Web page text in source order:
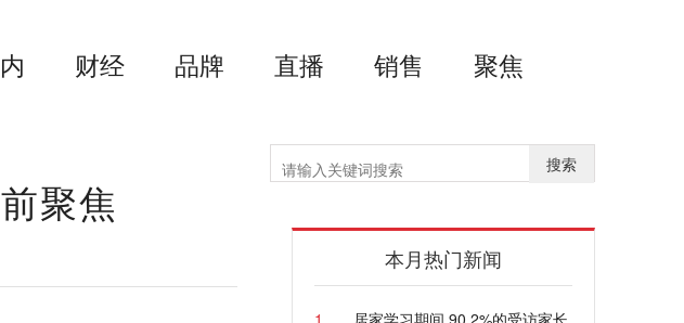
财经 品牌 直播 销售 聚焦
聚焦
搜索
本月热门新闻
1
居家学习期间 90.2%的受访家长